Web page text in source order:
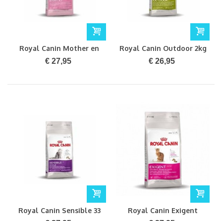
Royal Canin Mother en
Baby...
€ 27,95
Royal Canin Outdoor 2kg
€ 26,95
Royal Canin Sensible 33
Royal Canin Exigent